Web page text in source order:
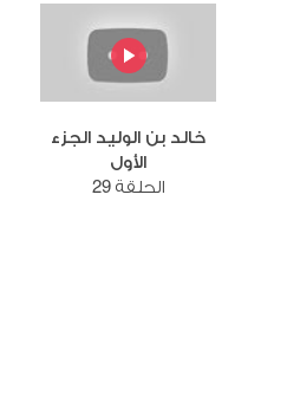
خالد بن الوليد الجزء
الأول
الحلقة 29